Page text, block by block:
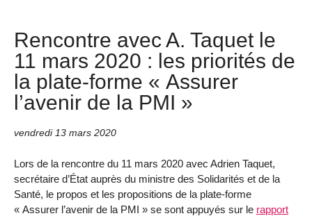
Rencontre avec A. Taquet le
11 mars 2020 : les priorités de
la plate-forme « Assurer
l’avenir de la PMI »
vendredi 13 mars 2020
Lors de la rencontre du 11 mars 2020 avec Adrien Taquet,
secrétaire d’État auprès du ministre des Solidarités et de la
Santé, le propos et les propositions de la plate-forme
« Assurer l’avenir de la PMI » se sont appuyés sur le rapport